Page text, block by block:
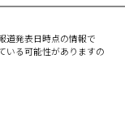
道発表日時点の情報で
いる可能性がありますの